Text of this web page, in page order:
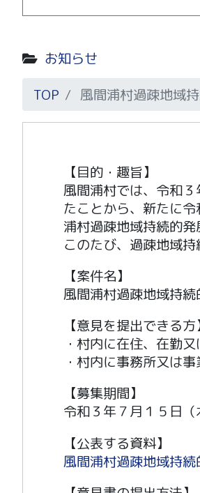
お知らせ
TOP
風間浦村過疎地域
【目的・趣旨】
風間浦村では、令和
たことから、新たに
浦村過疎地域持続的発
このたび、過疎地域
【案件名】
風間浦村過疎地域持続
【意見を提出できる方
・村内に在住、在勤
・村内に事務所又は
【募集期間】
令和３年７月１５日（
【公表する資料】
風間浦村過疎地域持続